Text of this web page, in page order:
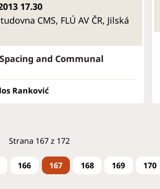
17.30
CMS, FLÚ AV ČR, Jilská
and Communal
Ranković
Strana 167 z 172
166 167 168 169 170